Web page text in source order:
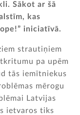
Sākot ar šā
kas
iniciatīvā.
strautiņiem
pa upēm
tās iemītniekus
mērogu
Latvijas
ietvaros tiks